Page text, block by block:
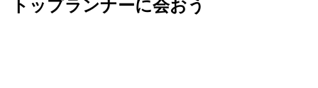
トップランナーに会おう